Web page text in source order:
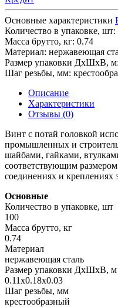
Основные характеристики
Количество в упаковке, шт:
Масса брутто, кг: 0.74
Материал: нержавеющая
Размер упаковки ДхШхВ, м:
Шаг резьбы, мм:
Описание
Характеристики
Отзывы (0)
Винт с потай головкой
промышленных и
шайбами, гайками,
соответствующим
соединениях и креплениях
Основные
Количество в упаковке, шт
100
Масса брутто, кг
0.74
Материал
нержавеющая сталь
Размер упаковки ДхШхВ, м
0.11x0.18x0.03
Шаг резьбы, мм
крестообразный